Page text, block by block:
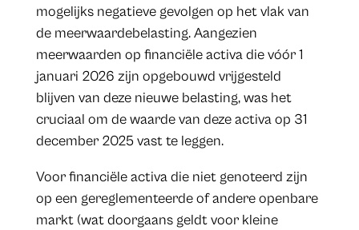
mogelijks negatieve gevolgen op het vlak van
de meerwaardebelasting. Aangezien
meerwaarden op financiële activa die vóór 1
januari 2026 zijn opgebouwd vrijgesteld
blijven van deze nieuwe belasting, was het
cruciaal om de waarde van deze activa op 31
december 2025 vast te leggen.
Voor financiële activa die niet genoteerd zijn
op een gereglementeerde of andere openbare
markt (wat doorgaans geldt voor kleine